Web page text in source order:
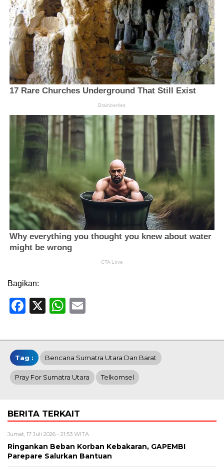
Bagikan:
Facebook
X WhatsApp
Tag : Bencana Sumatra Utara Dan Barat
Pray For Sumatra Utara Telkomsel
BERITA TERKAIT
Jumat, 17 Juli 2026 - 21:53 WITA
Ringankan Beban Korban Kebakaran, GAPEMBI
Parepare Salurkan Bantuan